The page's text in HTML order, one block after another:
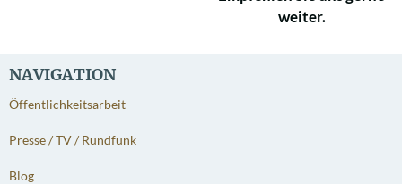
NAVIGATION
Öffentlichkeitsarbeit
Presse / TV / Rundfunk
Blog
weiter.